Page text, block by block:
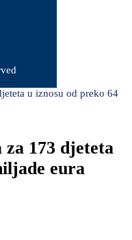
u iznosu od preko 64
173 djeteta
eura